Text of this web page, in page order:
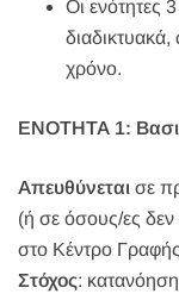
Οι ενότητες
χρόνο.
ΕΝΟΤΗΤΑ 1:
Απευθύνεται σε
(ή σε όσους/ες
στο Κέντρο
Στόχος: